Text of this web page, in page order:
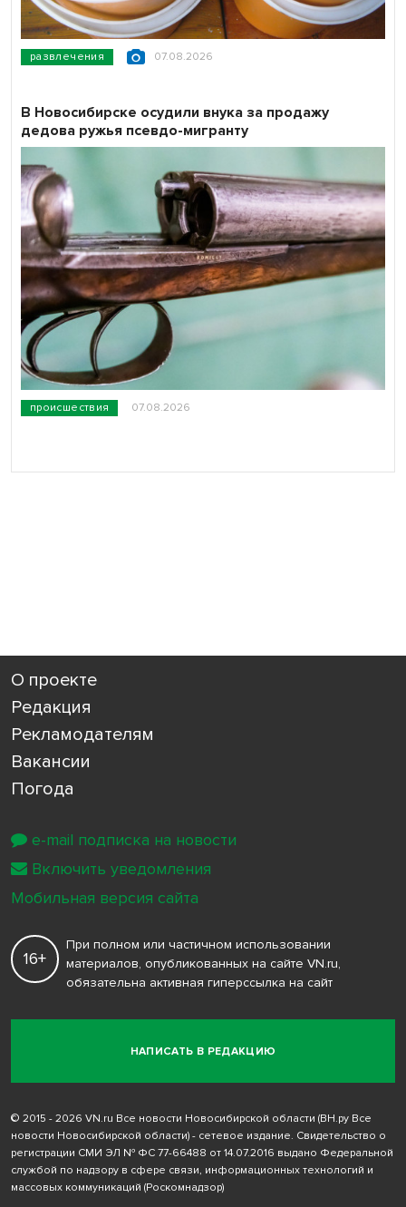
развлечения 07.08.2026
происшествия 07.08.2026
В Новосибирске осудили внука за продажу
дедова ружья псевдо-мигранту
О проекте
Редакция
Рекламодателям
Вакансии
Погода
НАПИСАТЬ В РЕДАКЦИЮ
16+
При полном или частичном использовании
материалов, опубликованных на сайте VN.ru,
обязательна активная гиперссылка на сайт
© 2015 - 2026 VN.ru Все новости Новосибирской области (ВН.ру Все
новости Новосибирской области) - сетевое издание. Свидетельство о
регистрации СМИ ЭЛ № ФС 77-66488 от 14.07.2016 выдано Федеральной
службой по надзору в сфере связи, информационных технологий и
массовых коммуникаций (Роскомнадзор)
e-mail подписка на новости
Включить уведомления
Мобильная версия сайта